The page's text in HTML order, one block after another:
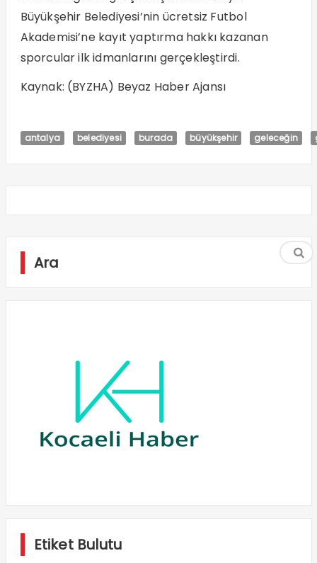
Büyükşehir Belediyesi’nin ücretsiz Futbol
Akademisi’ne kayıt yaptırma hakkı kazanan
sporcular ilk idmanlarını gerçekleştirdi.
Kaynak: (BYZHA) Beyaz Haber Ajansı
antalya belediyesi burada büyükşehir geleceğin
Ara
Etiket Bulutu